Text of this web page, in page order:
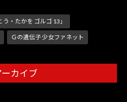
・たかを ゴルゴ 13」
Ｇの遺伝子 少女ファネット
ーカイブ